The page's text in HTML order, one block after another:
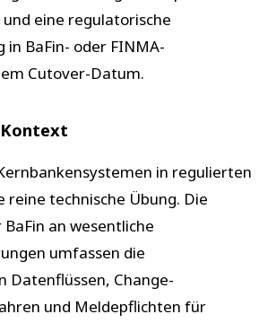
eine regulatorische
BaFin- oder FINMA-
Cutover-Datum.
in regulierten
reine technische Übung. Die
an wesentliche
umfassen die
Datenflüssen, Change-
und Meldepflichten für